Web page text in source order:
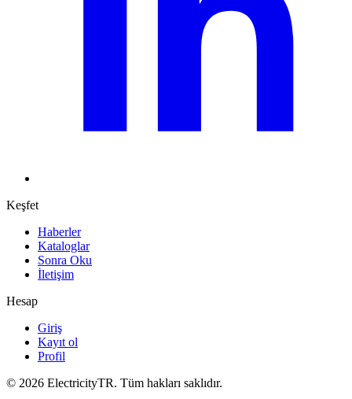
Keşfet
Haberler
Kataloglar
Sonra Oku
İletişim
Hesap
Giriş
Kayıt ol
Profil
© 2026 ElectricityTR. Tüm hakları saklıdır.